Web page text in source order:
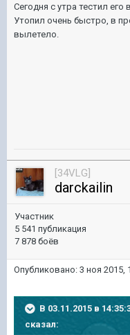
Сегодня с утра тестил его
Утопил очень быстро, в
вылетело.
[34VLG]
darckailin
Участник
5 541 публикация
7 878 боёв
Опубликовано: 3 ноя 2015,
В 03.11.2015 в
сказал: